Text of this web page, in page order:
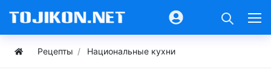
Рецепты Национальные кухни